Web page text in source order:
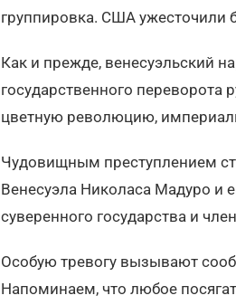
группировка. США ужесточили
Как и прежде, венесуэльский
государственного
цветную революцию,
Чудовищным преступлением
Венесуэла Николаса Мадуро и
суверенного государства и
Особую тревогу вызывают
Напоминаем, что любое